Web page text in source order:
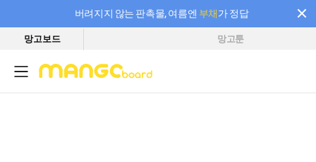
버려지지 않는 판촉물, 여름엔 부채가 정답
필요한 만큼 충전하고 끊김 없이 작업하세요! 새로워진 AI 부스터 요금제
망고보드 망고툰